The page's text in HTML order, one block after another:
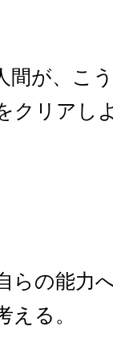
間が、こ
クリアし
らの能力
る。